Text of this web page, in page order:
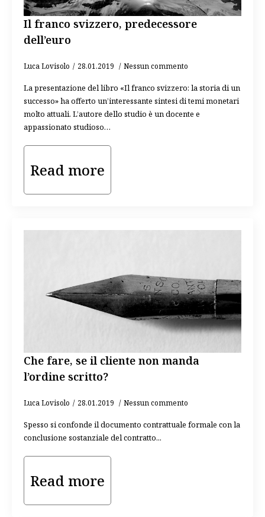
Il franco svizzero, predecessore
dell’euro
Luca Lovisolo 28.01.2019 Nessun commento
La presentazione del libro «Il franco svizzero: la storia di un
successo» ha offerto un’interessante sintesi di temi monetari
molto attuali. L’autore dello studio è un docente e
appassionato studioso…
Read more
Che fare, se il cliente non manda
l’ordine scritto?
Luca Lovisolo 28.01.2019 Nessun commento
Spesso si confonde il documento contrattuale formale con la
conclusione sostanziale del contratto...
Read more